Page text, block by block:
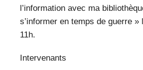
l’information avec ma
s’informer en temps de guerre »
11h.
Intervenants